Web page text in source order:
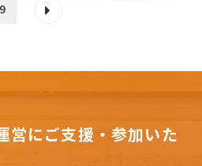
9
営にご支援・参加いた